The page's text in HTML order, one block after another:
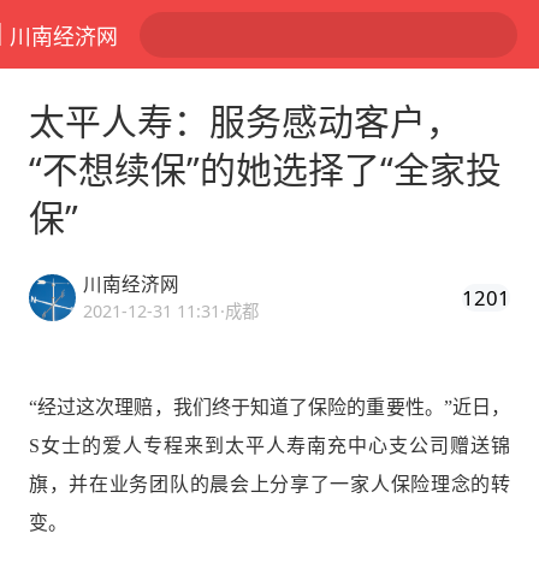
川南经济网
太平人寿：服务感动客户，
“不想续保”的她选择了“全家投
保”
川南经济网
2021-12-31 11:31 ·成都 1201
“经过这次理赔，我们终于知道了保险的重要性。”近日，
S女士的爱人专程来到太平人寿南充中心支公司赠送锦
旗，并在业务团队的晨会上分享了一家人保险理念的转
变。